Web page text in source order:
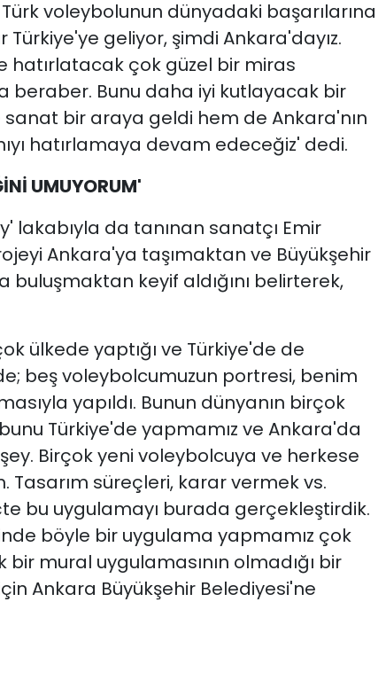
voleybolunun dünyadaki başarılarına
Türkiye'ye geliyor, şimdi Ankara'dayız.
hatırlatacak çok güzel bir miras
beraber. Bunu daha iyi kutlayacak bir
bir araya geldi hem de Ankara'nın
hatırlamaya devam edeceğiz' dedi.
UMUYORUM'
lakabıyla da tanınan sanatçı Emir
Ankara'ya taşımaktan ve Büyükşehir
keyif aldığını belirterek,
ülkede yaptığı ve Türkiye'de de
beş voleybolcumuzun portresi, benim
yapıldı. Bunun dünyanın birçok
Türkiye'de yapmamız ve Ankara'da
Birçok yeni voleybolcuya ve herkese
süreçleri, karar vermek vs.
bu uygulamayı burada gerçekleştirdik.
böyle bir uygulama yapmamız çok
bir mural uygulamasının olmadığı bir
Ankara Büyükşehir Belediyesi'ne